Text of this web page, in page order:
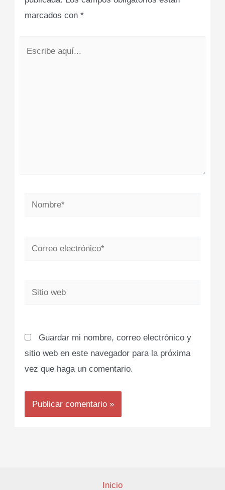
marcados con*
Nombre*
Correo
Sitio
Guardar mi nombre, correo electrónico y
sitio web en este navegador para la próxima
vez que haga un comentario.
Inicio